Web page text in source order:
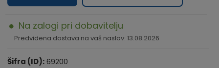
Na zalogi pri dobavitelju
Predvidena dostava na vaš naslov: 13.08.2026
Šifra (ID):69200